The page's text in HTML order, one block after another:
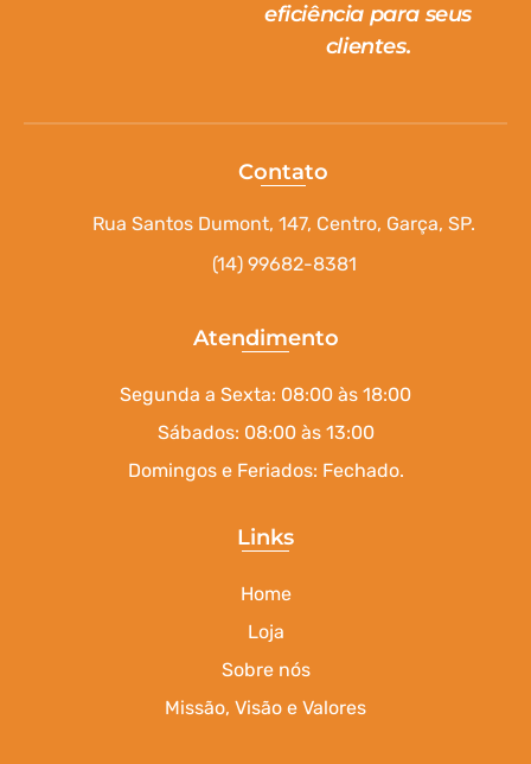
eficiência para seus
clientes.
Contato
Rua Santos Dumont, 147, Centro, Garça, SP.
(14) 99682-8381
Atendimento
Segunda a Sexta: 08:00 às 18:00
Sábados: 08:00 às 13:00
Domingos e Feriados: Fechado.
Links
Home
Loja
Sobre nós
Missão, Visão e Valores